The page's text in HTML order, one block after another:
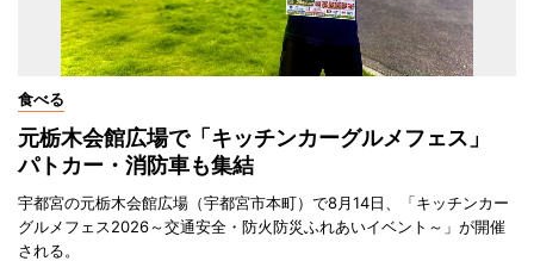
食べる
元栃木会館広場で「キッチンカーグルメフェス」
パトカー・消防車も集結
宇都宮の元栃木会館広場（宇都宮市本町）で8月14日、「キッチンカー
グルメフェス2026～交通安全・防火防災ふれあいイベント～」が開催
される。